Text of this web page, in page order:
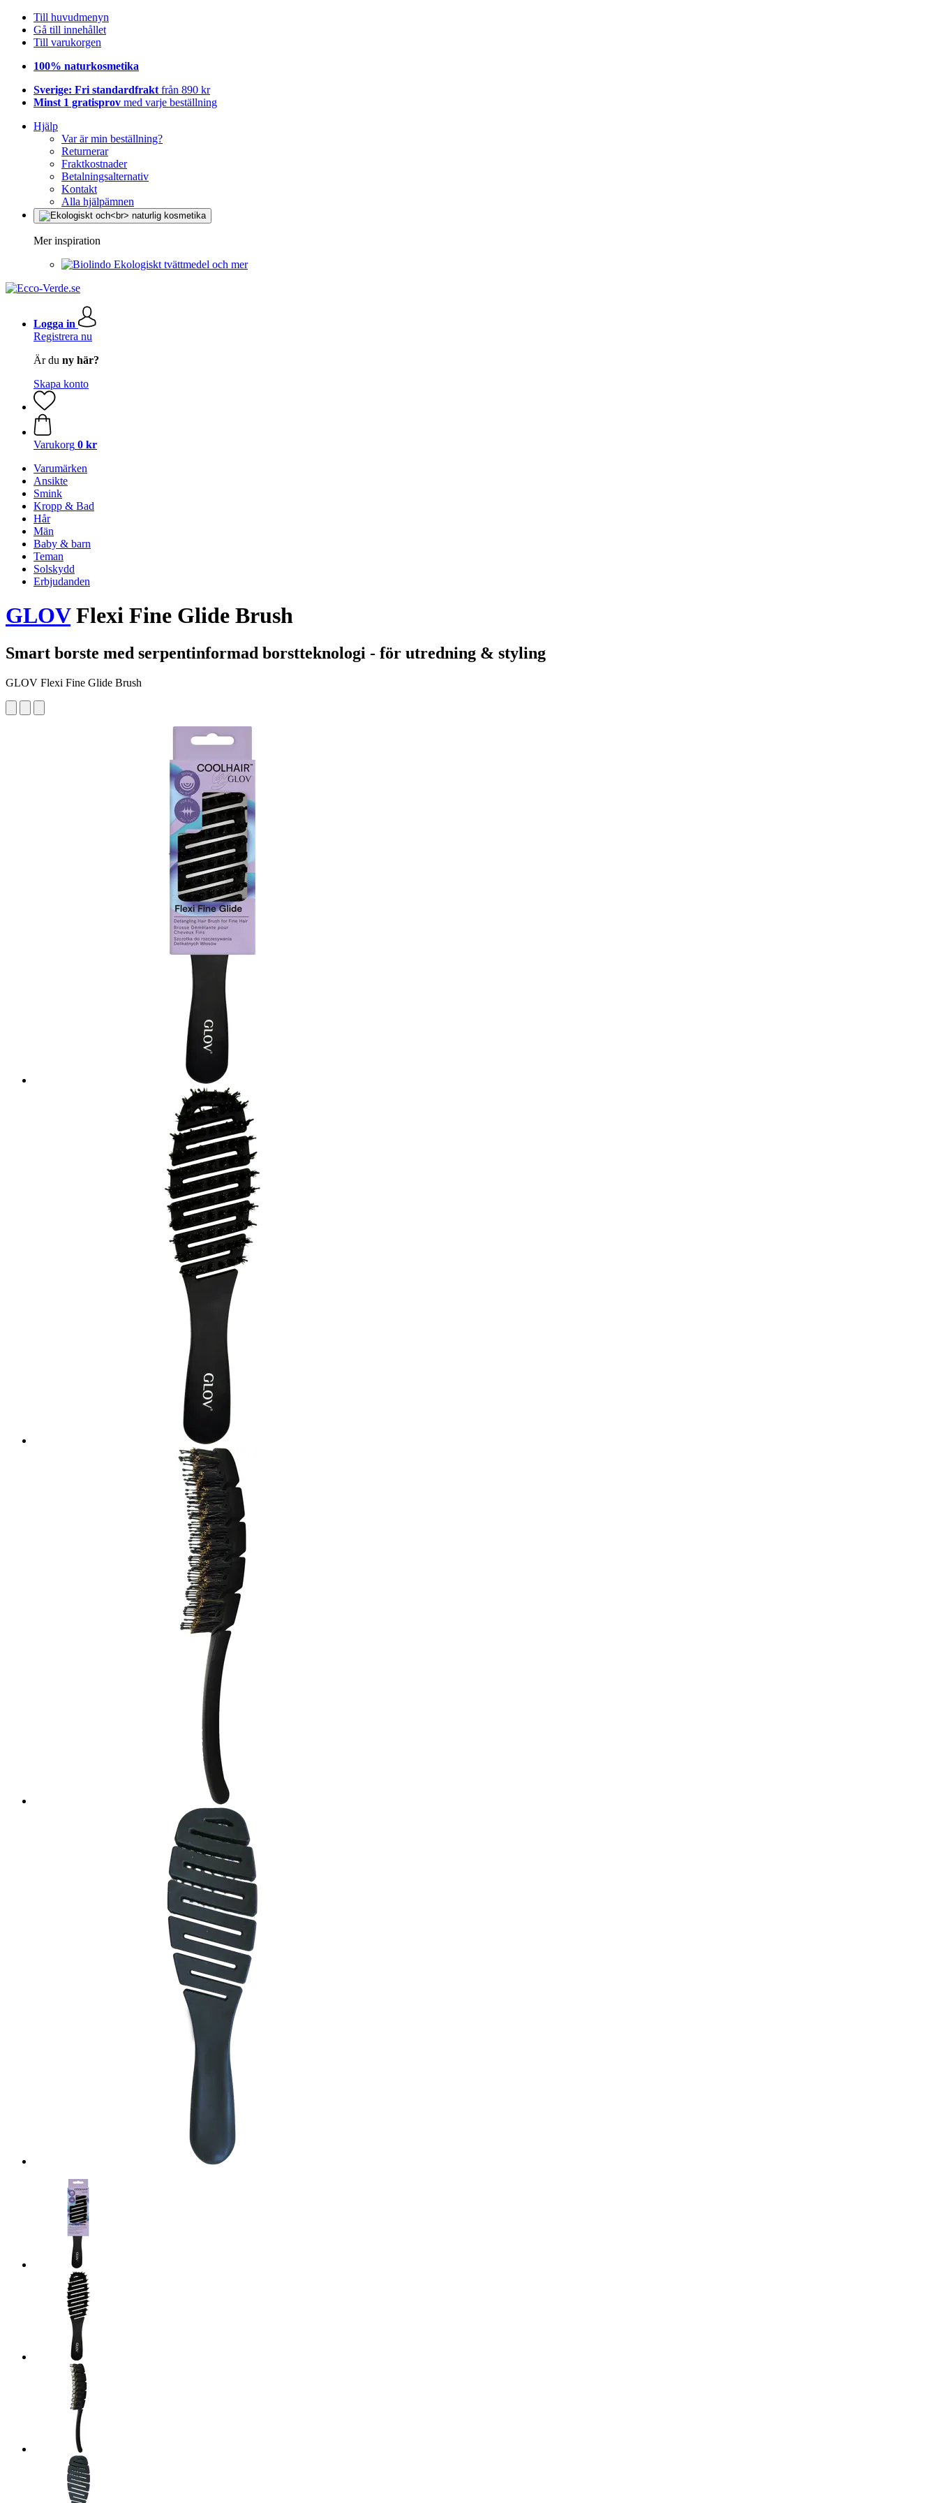
Till huvudmenyn
Gå till innehållet
Till varukorgen
100% naturkosmetika
Sverige: Fri standardfrakt från 890 kr
Minst 1 gratisprov med varje beställning
Hjälp
Var är min beställning?
Returnerar
Fraktkostnader
Betalningsalternativ
Kontakt
Alla hjälpämnen
Mer inspiration
Ekologiskt tvättmedel och mer
Logga in
Registrera nu
Är du ny här?
Skapa konto
Varukorg 0 kr
Varumärken
Ansikte
Smink
Kropp & Bad
Hår
Män
Baby & barn
Teman
Solskydd
Erbjudanden
GLOVFlexi Fine Glide Brush
Smart borste med serpentinformad borstteknologi - för utredning & styling
GLOV Flexi Fine Glide Brush